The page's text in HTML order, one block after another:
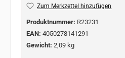
Zum Merkzettel hinzufügen
Produktnummer: R23231
EAN: 4050278141291
Gewicht: 2,09 kg